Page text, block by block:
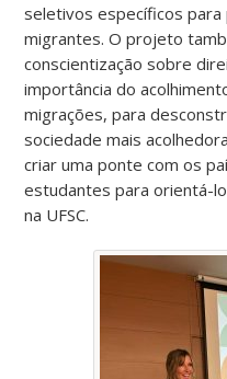
seletivos específicos
migrantes. O projeto
conscientização sobre
importância do
migrações, para
sociedade mais
criar uma ponte com os
estudantes para orientá-
na UFSC.